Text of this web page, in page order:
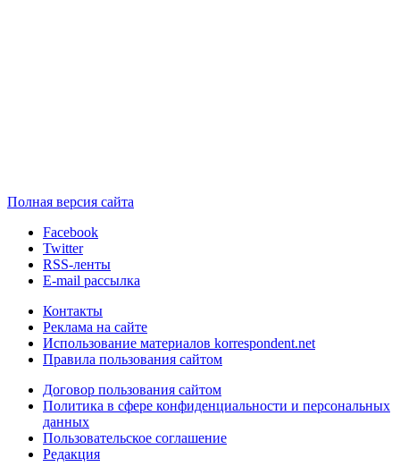
Полная версия сайта
Facebook
Twitter
RSS-ленты
E-mail рассылка
Контакты
Реклама на сайте
Использование материалов korrespondent.net
Правила пользования сайтом
Договор пользования сайтом
Политика в сфере конфиденциальности и персональных
данных
Пользовательское соглашение
Редакция